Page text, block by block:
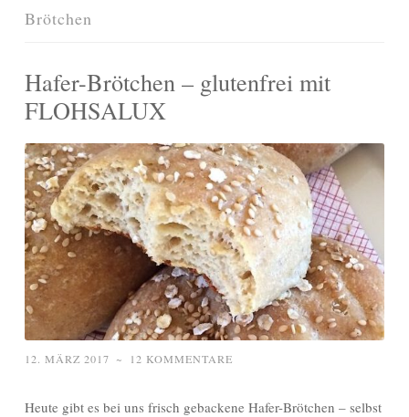
Brötchen
Hafer-Brötchen – glutenfrei mit
FLOHSALUX
12. MÄRZ 2017 ~ 12 KOMMENTARE
Heute gibt es bei uns frisch gebackene Hafer-Brötchen – selbst